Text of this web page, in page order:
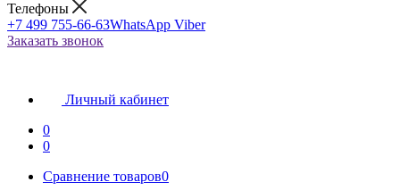
Телефоны
+7 499 755-66-63WhatsApp Viber
Заказать звонок
Личный кабинет
0
0
Сравнение товаров0